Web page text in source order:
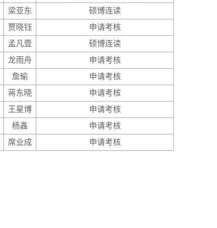
梁亚东
硕博连读
贾晓钰
申请考核
孟凡壹
硕博连读
龙雨舟
申请考核
詹瑜
申请考核
蒋东晓
申请考核
王星博
申请考核
杨鑫
申请考核
席业成 申请考核